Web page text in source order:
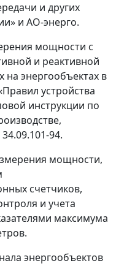
и других
и АО-энерго.
мощности с
и реактивной
на энергообъектах в
устройства
инструкции по
94.
мощности,
счетчиков,
и учета
максимума
энергообъектов